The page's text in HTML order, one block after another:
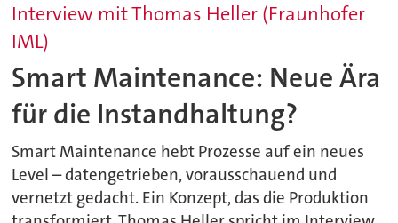
Interview mit Thomas Heller (Fraunhofer
IML)
Smart Maintenance: Neue Ära
für die Instandhaltung?
Smart Maintenance hebt Prozesse auf ein neues
Level – datengetrieben, vorausschauend und
vernetzt gedacht. Ein Konzept, das die Produktion